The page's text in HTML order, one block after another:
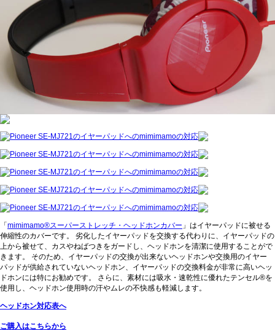
「mimimamo®スーパーストレッチ・ヘッドホンカバー 」はイヤーパッドに被せる
伸縮性のカバーです。 劣化したイヤーパッドを交換する代わりに、イヤーパッドの
上から被せて、カスやねばつきをガードし、ヘッドホンを清潔に使用することがで
きます。 そのため、イヤーパッドの交換が出来ないヘッドホンや交換用のイヤー
パッドが供給されていないヘッドホン、イヤーパッドの交換料金が非常に高いヘッ
ドホンには特にお勧めです。 さらに、素材には吸水・速乾性に優れたテンセル®を
使用し、ヘッドホン使用時の汗やムレの不快感も軽減します。
ヘッドホン対応表へ
ご購入はこちらから